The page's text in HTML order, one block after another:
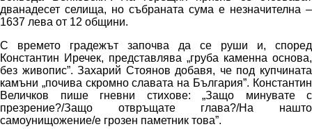
дванадесет селища, но събраната сума е незначителна –
1637 лева от 12 общини.
С времето градежът започва да се руши и, според
Константин Иречек, представлява „груба каменна основа,
без живопис”. Захарий Стоянов добавя, че под купчината
камъни „почива скромно славата на България”. Константин
Величков пише гневни стихове: „Защо минувате с
презрение?/Защо отвръщате глава?/На нашто
самоунищожение/е грозен паметник това”.